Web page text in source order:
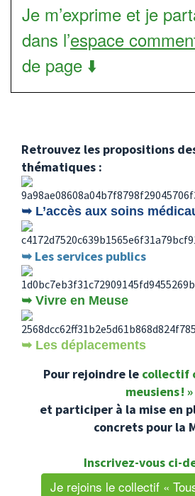
Je m’exprime et je
dans l’espace
de page ⬇️
Retrouvez les propositions
thématiques :
➥ L’accès aux soins
➥ Les services publics
➥ Vivre en Meuse
➥ Les déplacements
Pour rejoindre le collectif
meusiens ! »
et participer à la mise en
concrets pour la
Inscrivez-vous ci-
Je rejoins le collectif «